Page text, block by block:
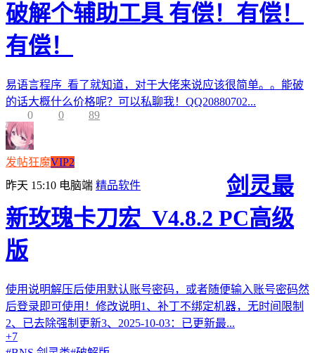
破解个辅助工具 有偿！有偿！
有偿！
易语言程序 看了就知道，对于大佬来说应该很简单。。能破
的话大概什么价格呢？可以私聊我！QQ20880702...
0
0 89
发帖狂魔VIP2
昨天 15:10 电脑端 精品软件
剑灵最
新玫瑰卡刀宏_V4.8.2 PC高级
版
使用说明解压后使用默认账号密码，或者随便输入账号密码然
后登录即可使用！修改说明1、补丁不绑定机器，无时间限制
2、已去除强制更新3、2025-10-03：已更新最...
+7